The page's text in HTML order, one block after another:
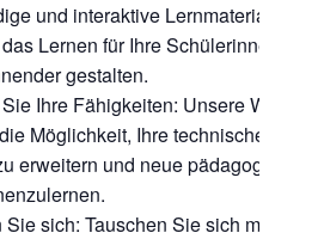
und interaktive Lernmaterialien zu
Lernen für Ihre Schülerinnen und
gestalten.
Ihre Fähigkeiten: Unsere
Möglichkeit, Ihre technischen
erweitern und neue pädagogische
sich: Tauschen Sie sich mit